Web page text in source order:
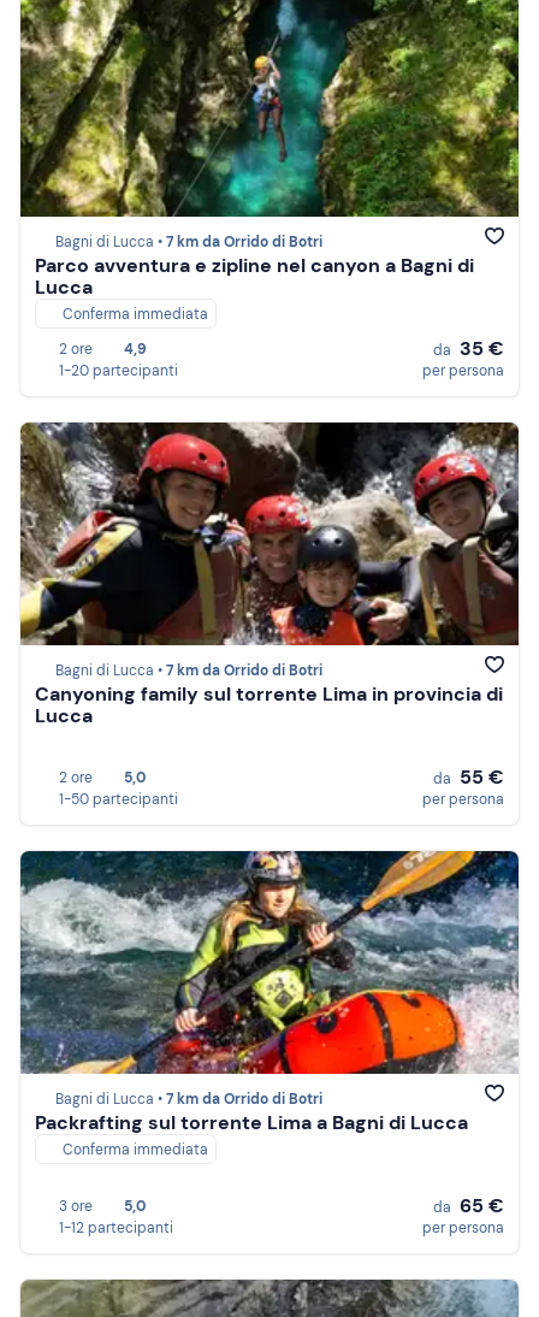
Bagni di Lucca •7 km da Orrido di Botri
Parco avventura e zipline nel canyon a Bagni di
Lucca
Conferma immediata
2 ore
4,9
1-20 partecipanti
da 35 €
per persona
Bagni di Lucca •7 km da Orrido di Botri
Canyoning family sul torrente Lima in provincia di
Lucca
2 ore
5,0
1-50 partecipanti
da 55 €
per persona
Bagni di Lucca •7 km da Orrido di Botri
Packrafting sul torrente Lima a Bagni di Lucca
Conferma immediata
3 ore
5,0
1-12 partecipanti
da 65 €
per persona